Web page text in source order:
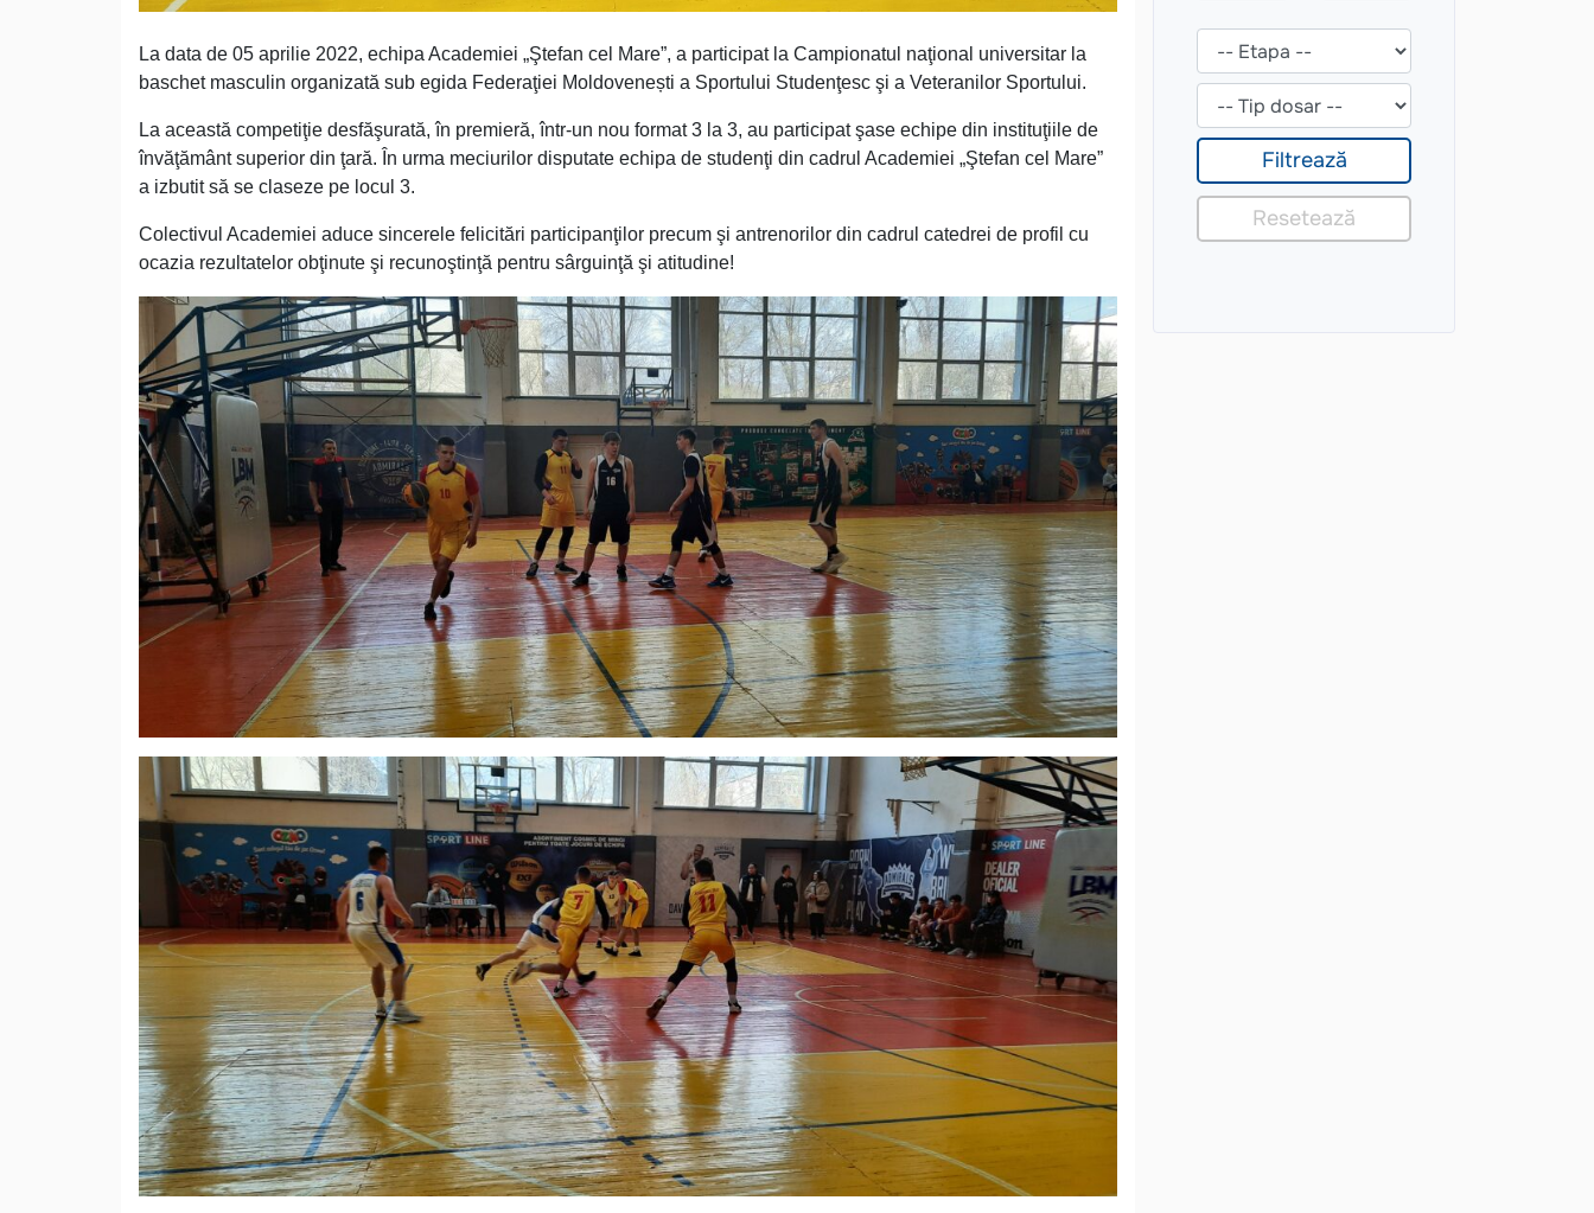
La data de 05 aprilie 2022, echipa Academiei „Ştefan cel Mare”, a participat la Campionatul naţional universitar la
baschet masculin organizată sub egida Federaţiei Moldovenești a Sportului Studenţesc şi a Veteranilor Sportului.
La această competiţie desfăşurată, în premieră, într-un nou format 3 la 3, au participat şase echipe din instituţiile de
învăţământ superior din ţară. În urma meciurilor disputate echipa de studenţi din cadrul Academiei „Ştefan cel Mare”
a izbutit să se claseze pe locul 3.
Colectivul Academiei aduce sincerele felicitări participanţilor precum şi antrenorilor din cadrul catedrei de profil cu
ocazia rezultatelor obţinute şi recunoştinţă pentru sârguinţă şi atitudine!